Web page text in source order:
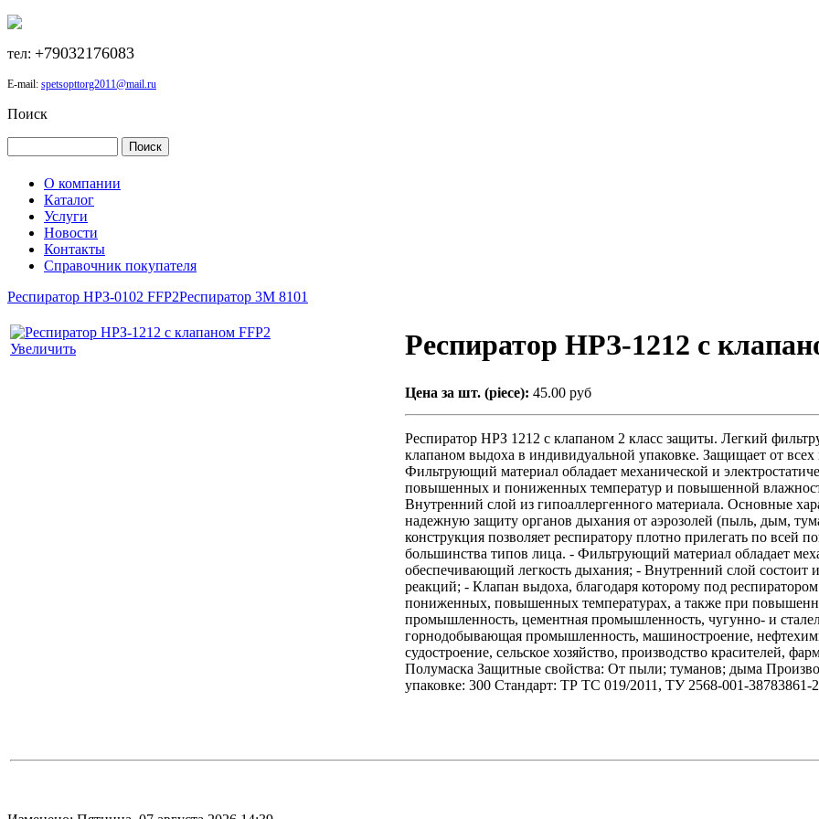
тел: +79032176083
E-mail: spetsopttorg2011@mail.ru
Поиск
О компании
Каталог
Услуги
Новости
Контакты
Справочник покупателя
Респиратор НРЗ-0102 FFP2Респиратор 3М 8101
Увеличить Респиратор НРЗ-1212 с
Цена за шт. (piece): 45.00 руб
Респиратор НРЗ 1212 с клапаном 2 класс защиты. Легкий
клапаном выдоха в индивидуальной упаковке. Защищает от
Фильтрующий материал обладает механической и
повышенных и пониженных температур и повышенной
Внутренний слой из гипоаллергенного материала. Основные
надежную защиту органов дыхания от аэрозолей (пыль, дым,
конструкция позволяет респиратору плотно прилегать по всей
большинства типов лица. - Фильтрующий материал обладает
обеспечивающий легкость дыхания; - Внутренний слой состоит
реакций; - Клапан выдоха, благодаря которому под
пониженных, повышенных температурах, а также при
промышленность, цементная промышленность, чугунно- и
горнодобывающая промышленность, машиностроение,
судостроение, сельское хозяйство, производство красителей,
Полумаска Защитные свойства: От пыли; туманов; дыма
упаковке: 300 Стандарт: ТР ТС 019/2011, ТУ 2568-001-